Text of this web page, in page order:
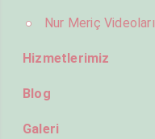
Nur Meriç Videoları
Hizmetlerimiz
Blog
Galeri